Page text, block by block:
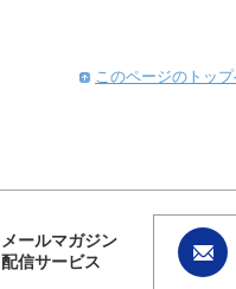
このページのトッ
メールマガジン
配信サービス